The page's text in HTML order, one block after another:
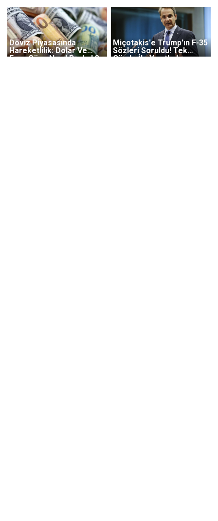
Döviz Piyasasında
Hareketlilik: Dolar Ve
Euro Güne Nasıl Başladı?
Miçotakis'e Trump'ın F-35
Sözleri Soruldu! Tek
Cümle İle Yanıtladı